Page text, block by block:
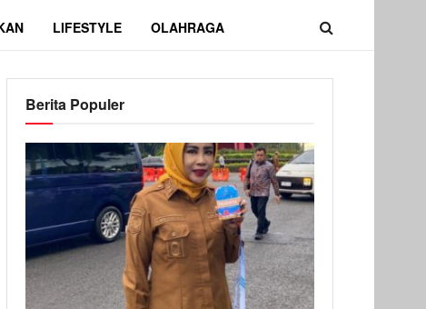
LIFESTYLE OLAHRAGA
Berita Populer